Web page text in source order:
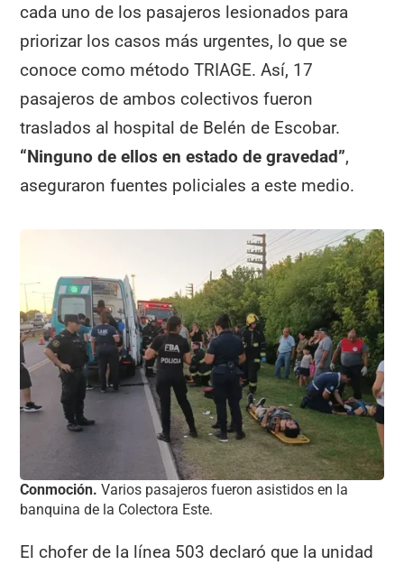
cada uno de los pasajeros lesionados para
priorizar los casos más urgentes, lo que se
conoce como método TRIAGE. Así, 17
pasajeros de ambos colectivos fueron
traslados al hospital de Belén de Escobar.
“Ninguno de ellos en estado de gravedad”,
aseguraron fuentes policiales a este medio.
Conmoción. Varios pasajeros fueron asistidos en la
banquina de la Colectora Este.
El chofer de la línea 503 declaró que la unidad